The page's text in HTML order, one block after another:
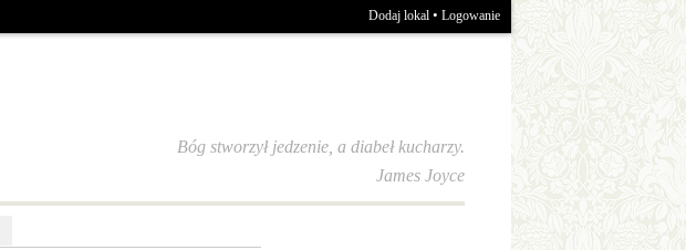
Dodaj lokal • Logowanie
Bóg stworzył jedzenie, a diabeł kucharzy.
James Joyce